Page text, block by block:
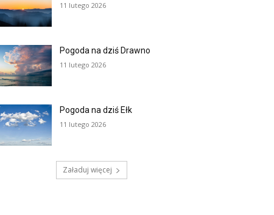
11 lutego 2026
Pogoda na dziś Drawno
11 lutego 2026
Pogoda na dziś Ełk
11 lutego 2026
Załaduj więcej